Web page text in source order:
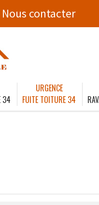
Nous contacter
34
URGENCE
FUITE TOITURE 34